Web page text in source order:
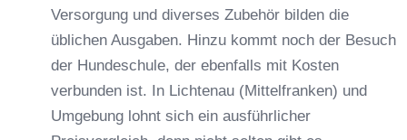
Versorgung und diverses Zubehör bilden die
üblichen Ausgaben. Hinzu kommt noch der Besuch
der Hundeschule, der ebenfalls mit Kosten
verbunden ist. In Lichtenau (Mittelfranken) und
Umgebung lohnt sich ein ausführlicher